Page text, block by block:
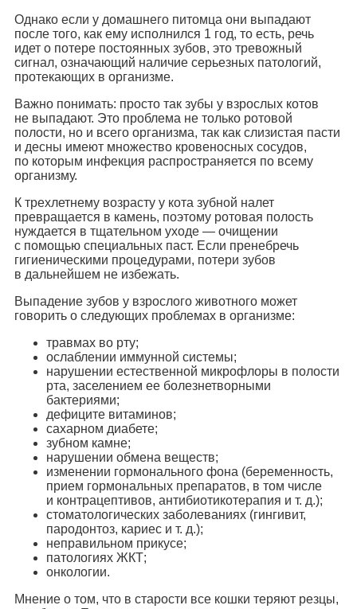
Однако если у домашнего питомца они выпадают
после того, как ему исполнился 1 год, то есть, речь
идет о потере постоянных зубов, это тревожный
сигнал, означающий наличие серьезных патологий,
протекающих в организме.
Важно понимать: просто так зубы у взрослых котов
не выпадают. Это проблема не только ротовой
полости, но и всего организма, так как слизистая пасти
и десны имеют множество кровеносных сосудов,
по которым инфекция распространяется по всему
организму.
К трехлетнему возрасту у кота зубной налет
превращается в камень, поэтому ротовая полость
нуждается в тщательном уходе — очищении
с помощью специальных паст. Если пренебречь
гигиеническими процедурами, потери зубов
в дальнейшем не избежать.
Выпадение зубов у взрослого животного может
говорить о следующих проблемах в организме:
травмах во рту;
ослаблении иммунной системы;
нарушении естественной микрофлоры в полости
рта, заселением ее болезнетворными
бактериями;
дефиците витаминов;
сахарном диабете;
зубном камне;
нарушении обмена веществ;
изменении гормонального фона (беременность,
прием гормональных препаратов, в том числе
и контрацептивов, антибиотикотерапия и т. д.);
стоматологических заболеваниях (гингивит,
пародонтоз, кариес и т. д.);
неправильном прикусе;
патологиях ЖКТ;
онкологии.
Мнение о том, что в старости все кошки теряют резцы,